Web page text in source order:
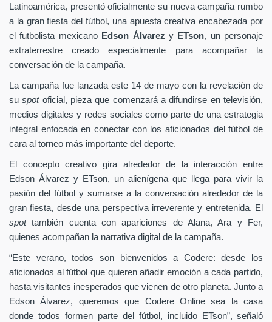
Latinoamérica, presentó oficialmente su nueva campaña rumbo
a la gran fiesta del fútbol, una apuesta creativa encabezada por
el futbolista mexicano Edson Álvarez yETson, un personaje
extraterrestre creado especialmente para acompañar la
conversación de la campaña.
La campaña fue lanzada este 14 de mayo con la revelación de
suspot oficial, pieza que comenzará a difundirse en televisión,
medios digitales y redes sociales como parte de una estrategia
integral enfocada en conectar con los aficionados del fútbol de
cara al torneo más importante del deporte.
El concepto creativo gira alrededor de la interacción entre
Edson Álvarez y ETson, un alienígena que llega para vivir la
pasión del fútbol y sumarse a la conversación alrededor de la
gran fiesta, desde una perspectiva irreverente y entretenida. El
spottambién cuenta con apariciones de Alana, Ara y Fer,
quienes acompañan la narrativa digital de la campaña.
“Este verano, todos son bienvenidos a Codere: desde los
aficionados al fútbol que quieren añadir emoción a cada partido,
hasta visitantes inesperados que vienen de otro planeta. Junto a
Edson Álvarez, queremos que Codere Online sea la casa
donde todos formen parte del fútbol, incluido ETson”, señaló